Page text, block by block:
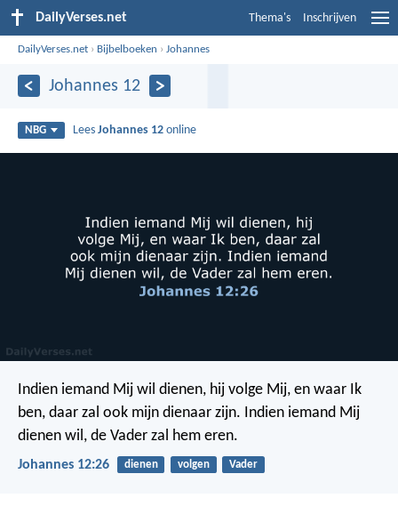
DailyVerses.net Thema's Inschrijven
DailyVerses.net › Bijbelboeken ›Johannes
Johannes 12
NBG LeesJohannes 12 online
Indien iemand Mij wil dienen, hij volge Mij, en waar Ik
ben, daar zal ook mijn dienaar zijn. Indien iemand Mij
dienen wil, de Vader zal hem eren.
Johannes 12:26 dienen volgen Vader